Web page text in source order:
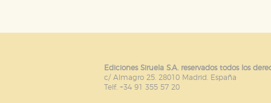
Ediciones Siruela S.A. reservados todos los
c/ Almagro 25. 28010 Madrid. España
Telf. +34 91 355 57 20